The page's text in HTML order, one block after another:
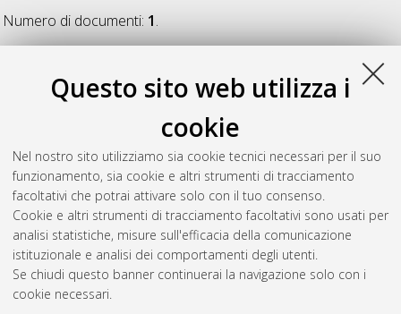
Questo sito web utilizza i
cookie
Nel nostro sito utilizziamo sia cookie tecnici necessari per il suo
funzionamento, sia cookie e altri strumenti di tracciamento
facoltativi che potrai attivare solo con il tuo consenso.
Cookie e altri strumenti di tracciamento facoltativi sono usati per
analisi statistiche, misure sull'efficacia della comunicazione
istituzionale e analisi dei comportamenti degli utenti.
Se chiudi questo banner continuerai la navigazione solo con i
cookie necessari.
Numero di documenti: 1.
2024
(2024)Brand language in the social media
, [Dissertation thesis], Alma Mater Studiorum
Università di Bologna. Dottorato di ricerca inManagement, 35
Ciclo. DOI 10.48676/unibo/amsdottorato/11555.
Questa lista e' stata generata il Thu Aug 6 20:47:30 2026
Atom